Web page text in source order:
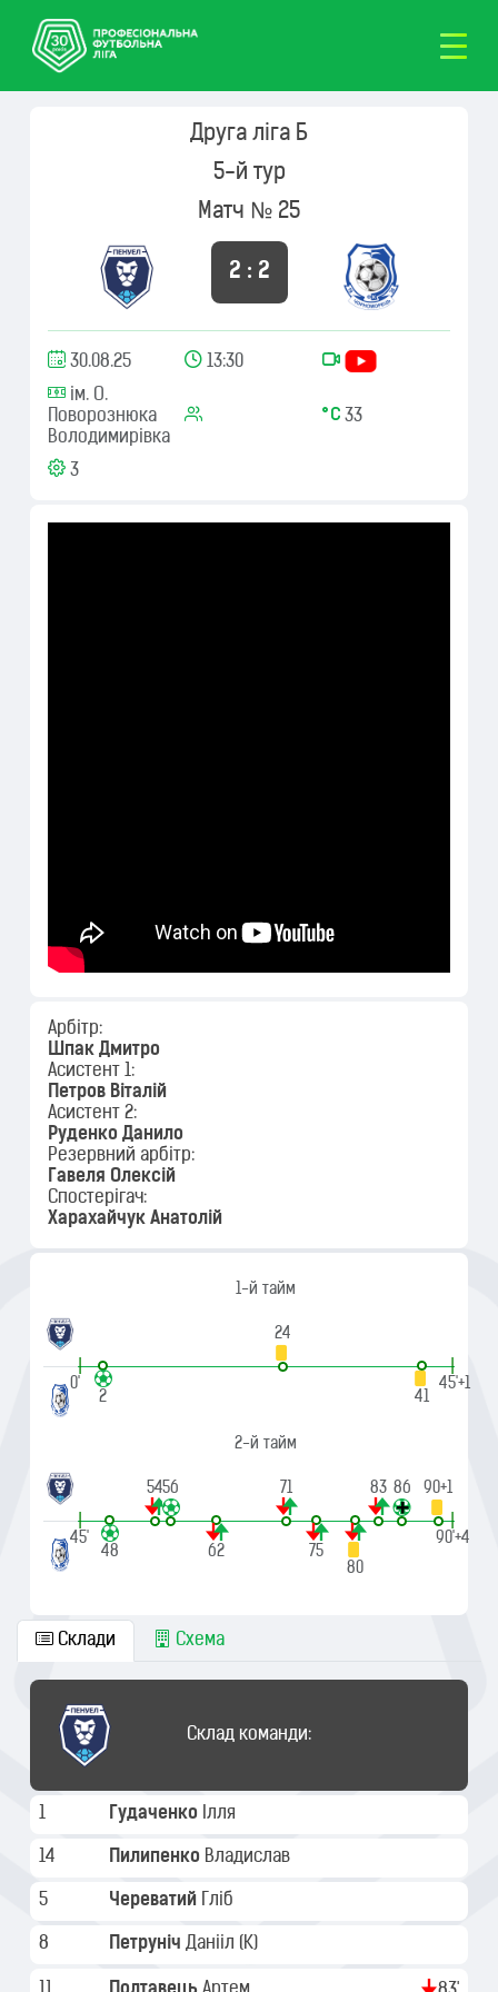
Друга ліга Б
5-й тур
Матч № 25
2 : 2
30.08.25
13:30
ім. О.
Поворознюка
Володимирівка
33
3
Арбітр:
Шпак Дмитро
Асистент 1:
Петров Віталій
Асистент 2:
Руденко Данило
Резервний арбітр:
Гавеля Олексій
Спостерігач:
Харахайчук Анатолій
1-й тайм
24
|
0'
2
41
|
45'+1
2-й тайм
5456 71 83 86 90+1
|
45'
48
62
75
80
|
90'+4
Склади Схема
Склад команди:
1 Гудаченко Ілля
14 Пилипенко Владислав
5 Череватий Гліб
8 Петруніч Данііл (K)